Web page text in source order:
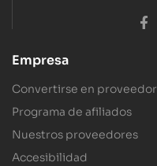
Empresa
Convertirse en proveedor
Programa de afiliados
Nuestros proveedores
Accesibilidad